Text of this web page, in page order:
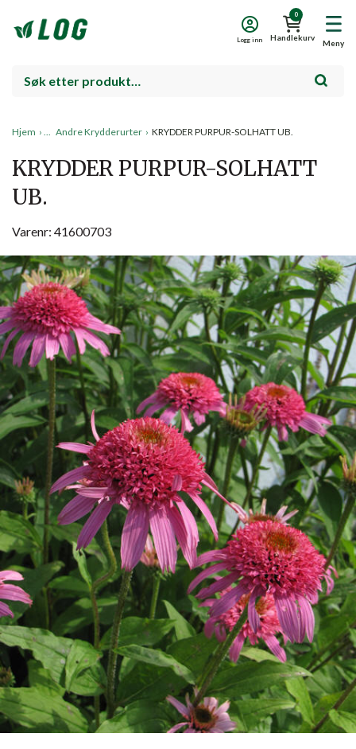
Meny
0
Handlekurv
Logg inn
Hjem › Andre Krydderurter › KRYDDER PURPUR-SOLHATT UB.
KRYDDER PURPUR-SOLHATT
UB.
Varenr: 41600703
Salg!